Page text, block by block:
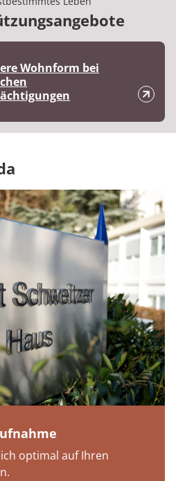
Wohnform bei
optimal auf Ihren